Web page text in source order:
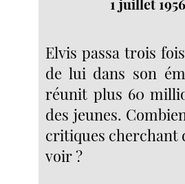
1 juillet
Elvis passa trois
de lui dans son
réunit plus 60
des jeunes.
critiques cherchant
voir ?